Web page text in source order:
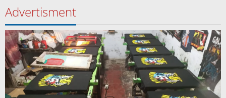
Advertisment